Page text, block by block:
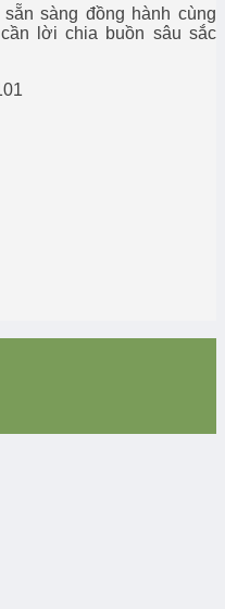
sàng đồng hành cùng
lời chia buồn sâu sắc